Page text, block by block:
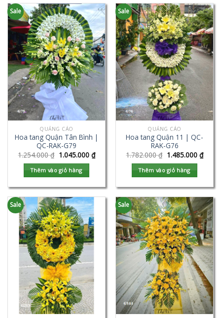
Sale
QUẢNG CÁO
Hoa tang Quận Tân Bình |
QC-RAK-G79
1.254.000₫ 1.045.000 ₫
Thêm vào giỏ hàng
Sale
QUẢNG CÁO
Hoa tang Quận 11 | QC-
RAK-G76
1.782.000₫ 1.485.000 ₫
Thêm vào giỏ hàng
Sale Sale